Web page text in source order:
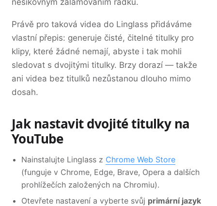
Právě pro taková videa do Linglass přidáváme
vlastní přepis: generuje čisté, čitelné titulky pro
klipy, které žádné nemají, abyste i tak mohli
sledovat s dvojitými titulky. Brzy dorazí — takže
ani videa bez titulků nezůstanou dlouho mimo
dosah.
Jak nastavit dvojité titulky na
YouTube
Nainstalujte Linglass z Chrome Web Store
(funguje v Chrome, Edge, Brave, Opera a dalších
prohlížečích založených na Chromiu).
Otevřete nastavení a vyberte svůj primární jazyk